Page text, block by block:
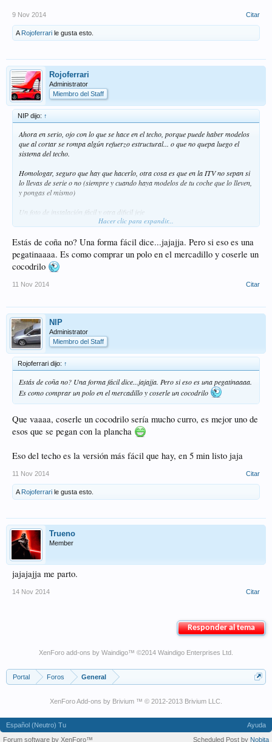
9 Nov 2014 Citar
A Rojoferrari le gusta esto.
Rojoferrari
Administrator
Miembro del Staff
NIP dijo: ↑
Ahora en serio, ojo con lo que se hace en el techo, porque puede haber modelos
que al cortar se rompa algún refuerzo estructural... o que no quepa luego el
sistema del techo.
Homologar, seguro que hay que hacerlo, otra cosa es que en la ITV no sepan si
lo llevas de serie o no (siempre y cuando haya modelos de tu coche que lo lleven,
y pongas el mismo)
Un foto de instalación fácil y otra dificil jeje
1019
Hacer clic para expandir...
Estás de coña no? Una forma fácil dice...jajajja. Pero si eso es una
pegatinaaaa. Es como comprar un polo en el mercadillo y coserle un
cocodrilo
11 Nov 2014 Citar
NIP
Administrator
Miembro del Staff
Rojoferrari dijo: ↑
Estás de coña no? Una forma fácil dice...jajajja. Pero si eso es una pegatinaaaa.
Es como comprar un polo en el mercadillo y coserle un cocodrilo
Que vaaaa, coserle un cocodrilo sería mucho curro, es mejor uno de
esos que se pegan con la plancha
Eso del techo es la versión más fácil que hay, en 5 min listo jaja
11 Nov 2014 Citar
A Rojoferrari le gusta esto.
Trueno
Member
jajajajja me parto.
14 Nov 2014 Citar
Responder al tema
XenForo add-ons by Waindigo™ ©2014 Waindigo Enterprises Ltd
Portal Foros General
XenForo Add-ons by Brivium ™ © 2012-2013 Brivium LLC.
Español (Neutro) Tu
Ayuda
Forum software by XenForo™
Scheduled Post by Nobita